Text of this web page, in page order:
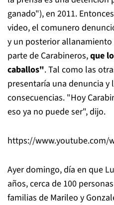
ganado"), en 2011.
video, el comunero
y un posterior
parte de Carabineros,que
caballos". Tal como las
presentaría una denuncia
consecuencias. "Hoy
eso ya no puede ser", dijo.
https://www.youtube.com/
Ayer domingo, día en que
años, cerca de 100
familias de Marileo y